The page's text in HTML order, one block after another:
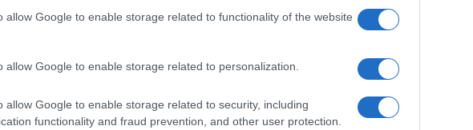
allow Google to enable storage related to functionality of the website
allow Google to enable storage related to personalization.
allow Google to enable storage related to security, including
functionality and fraud prevention, and other user protection.
permetterà di confrontarsi con le tante
lavoro: dal fisco al femminismo,
dall’ideologia euroburocratica al